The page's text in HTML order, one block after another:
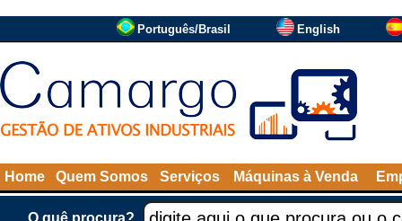
Português/Brasil English
Home Quem Somos Serviços Máquinas à Venda
O quê procura?